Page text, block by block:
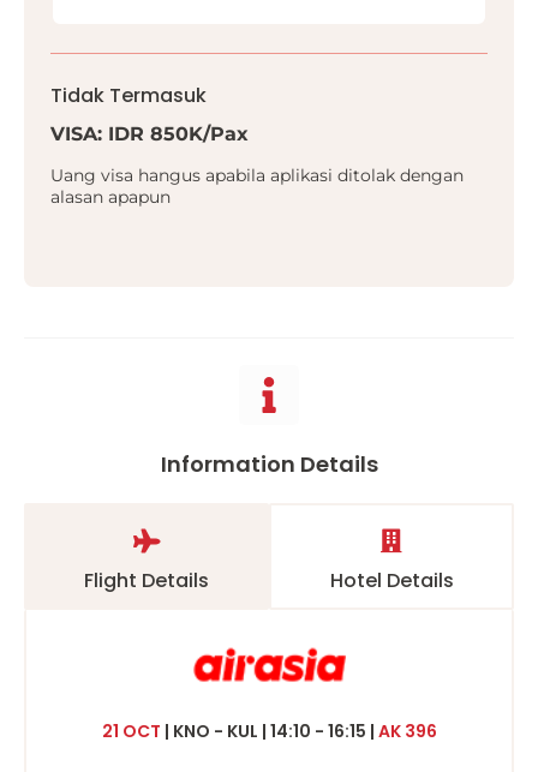
Tidak Termasuk
VISA: IDR 850K/Pax
Uang visa hangus apabila aplikasi ditolak dengan
alasan apapun
Information Details
Flight Details Hotel Details
21 OCT | KNO - KUL | 14:10 - 16:15 | AK 396